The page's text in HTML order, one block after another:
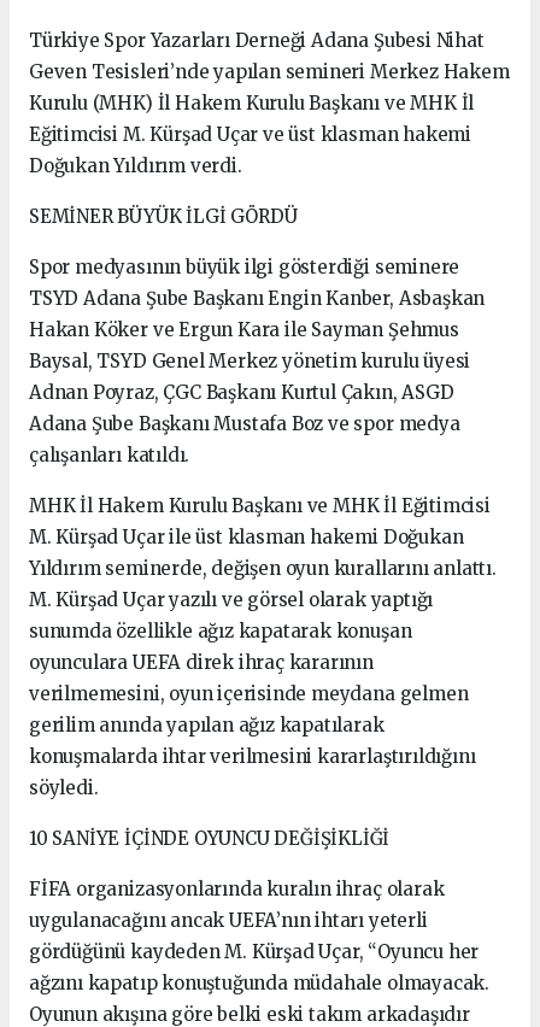
Türkiye Spor Yazarları Derneği Adana Şubesi Nihat
Geven Tesisleri’nde yapılan semineri Merkez Hakem
Kurulu (MHK) İl Hakem Kurulu Başkanı ve MHK İl
Eğitimcisi M. Kürşad Uçar ve üst klasman hakemi
Doğukan Yıldırım verdi.
SEMİNER BÜYÜK İLGİ GÖRDÜ
Spor medyasının büyük ilgi gösterdiği seminere
TSYD Adana Şube Başkanı Engin Kanber, Asbaşkan
Hakan Köker ve Ergun Kara ile Sayman Şehmus
Baysal, TSYD Genel Merkez yönetim kurulu üyesi
Adnan Poyraz, ÇGC Başkanı Kurtul Çakın, ASGD
Adana Şube Başkanı Mustafa Boz ve spor medya
çalışanları katıldı.
MHK İl Hakem Kurulu Başkanı ve MHK İl Eğitimcisi
M. Kürşad Uçar ile üst klasman hakemi Doğukan
Yıldırım seminerde, değişen oyun kurallarını anlattı.
M. Kürşad Uçar yazılı ve görsel olarak yaptığı
sunumda özellikle ağız kapatarak konuşan
oyunculara UEFA direk ihraç kararının
verilmemesini, oyun içerisinde meydana gelmen
gerilim anında yapılan ağız kapatılarak
konuşmalarda ihtar verilmesini kararlaştırıldığını
söyledi.
10 SANİYE İÇİNDE OYUNCU DEĞİŞİKLİĞİ
FİFA organizasyonlarında kuralın ihraç olarak
uygulanacağını ancak UEFA’nın ihtarı yeterli
gördüğünü kaydeden M. Kürşad Uçar, “Oyuncu her
ağzını kapatıp konuştuğunda müdahale olmayacak.
Oyunun akışına göre belki eski takım arkadaşıdır